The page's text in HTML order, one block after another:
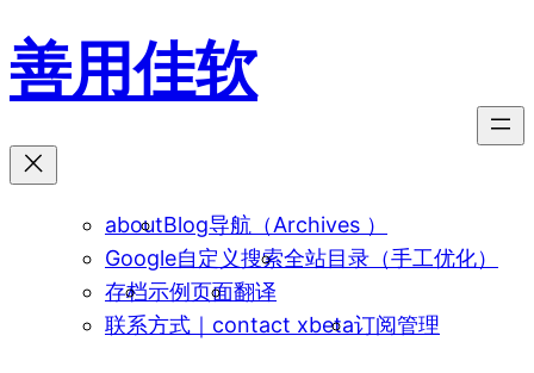
至
内
善用佳软
aboutBlog导航（Archives ）
Google自定义搜索全站目录（手工优化）
存档示例页面翻译
联系方式｜contact xbeta订阅管理